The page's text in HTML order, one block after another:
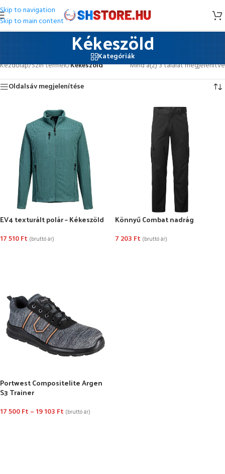
Skip to navigation
Skip to main content
Kékeszöld
Kategóriák
Kezdőlap/Szín termék/Kékeszöld
Mind a(z) 3 találat megjelenítve
Oldalsáv megjelenítése
EV4 texturált polár – Kékeszöld
17 510Ft (bruttó ár)
Könnyű Combat nadrág
7 203 Ft (bruttó ár)
Portwest Compositelite Argen
S3 Trainer
17 500Ft – 19 103 Ft (bruttó ár)